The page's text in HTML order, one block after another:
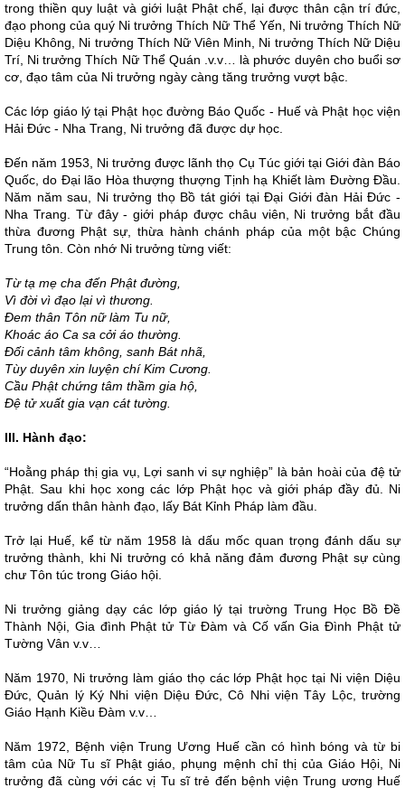
trong thiền quy luật và giới luật Phật chế, lại được thân cận trí đức,
đạo phong của quý Ni trưởng Thích Nữ Thể Yến, Ni trưởng Thích Nữ
Diệu Không, Ni trưởng Thích Nữ Viên Minh, Ni trưởng Thích Nữ Diệu
Trí, Ni trưởng Thích Nữ Thể Quán .v.v… là phước duyên cho buổi sơ
cơ, đạo tâm của Ni trưởng ngày càng tăng trưởng vượt bậc.
Các lớp giáo lý tại Phật học đường Báo Quốc - Huế và Phật học viện
Hải Đức - Nha Trang, Ni trưởng đã được dự học.
Đến năm 1953, Ni trưởng được lãnh thọ Cụ Túc giới tại Giới đàn Báo
Quốc, do Đại lão Hòa thượng thượng Tịnh hạ Khiết làm Đường Đầu.
Năm năm sau, Ni trưởng thọ Bồ tát giới tại Đại Giới đàn Hải Đức -
Nha Trang. Từ đây - giới pháp được châu viên, Ni trưởng bắt đầu
thừa đương Phật sự, thừa hành chánh pháp của một bậc Chúng
Trung tôn. Còn nhớ Ni trưởng từng viết:
Từ tạ mẹ cha đến Phật đường,
Vì đời vì đạo lại vì thương.
Đem thân Tôn nữ làm Tu nữ,
Khoác áo Ca sa cởi áo thường.
Đối cảnh tâm không, sanh Bát nhã,
Tùy duyên xin luyện chí Kim Cương.
Cầu Phật chứng tâm thầm gia hộ,
Đệ tử xuất gia vạn cát tường.
III. Hành đạo:
“Hoằng pháp thị gia vụ, Lợi sanh vi sự nghiệp” là bản hoài của đệ tử
Phật. Sau khi học xong các lớp Phật học và giới pháp đầy đủ. Ni
trưởng dấn thân hành đạo, lấy Bát Kỉnh Pháp làm đầu.
Trở lại Huế, kể từ năm 1958 là dấu mốc quan trọng đánh dấu sự
trưởng thành, khi Ni trưởng có khả năng đảm đương Phật sự cùng
chư Tôn túc trong Giáo hội.
Ni trưởng giảng dạy các lớp giáo lý tại trường Trung Học Bồ Đề
Thành Nội, Gia đình Phật tử Từ Đàm và Cố vấn Gia Đình Phật tử
Tường Vân v.v…
Năm 1970, Ni trưởng làm giáo thọ các lớp Phật học tại Ni viện Diệu
Đức, Quản lý Ký Nhi viện Diệu Đức, Cô Nhi viện Tây Lộc, trường
Giáo Hạnh Kiều Đàm v.v…
Năm 1972, Bệnh viện Trung Ương Huế cần có hình bóng và từ bi
tâm của Nữ Tu sĩ Phật giáo, phụng mệnh chỉ thị của Giáo Hội, Ni
trưởng đã cùng với các vị Tu sĩ trẻ đến bệnh viện Trung ương Huế